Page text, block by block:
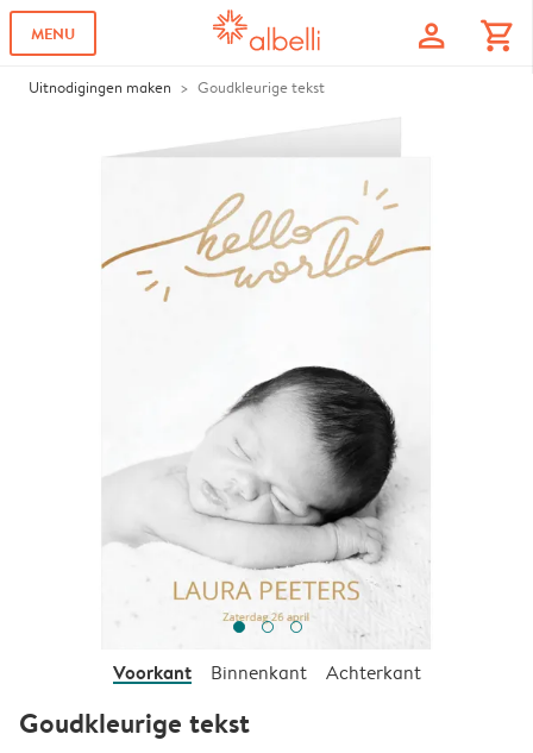
MENU profile shopping_cart
Uitnodigingen maken Goudkleurige tekst
Voorkant Binnenkant Achterkant
Goudkleurige tekst